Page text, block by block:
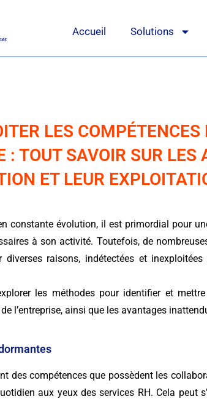
Accueil Solutions
LES
: TOUT SAVOIR SUR LES
ET LEUR
constante évolution, il est primordial pour
à son activité. Toutefois, de
diverses raisons, indétectées et
les méthodes pour identifier et
l’entreprise, ainsi que les avantages
des compétences que possèdent les
aux yeux des services RH. Cela peut